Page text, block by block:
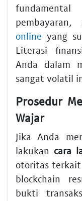
online yang
Literasi
Anda dalam
sangat volatil
Prosedur
Wajar
Jika Anda
lakukan cara
otoritas terkait
blockchain
bukti